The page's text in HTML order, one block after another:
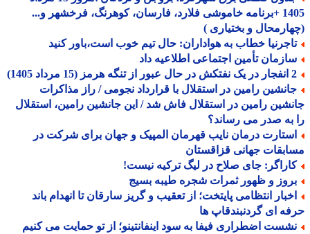
1405 +برنامه خاموشی فلارد، فارسان، کوهرنگ، فرخشهر و...
و بختیاری )
خطاب به هواداران: حال تیم خوب است،باور کنید
تأمین اجتماعی اطلاعیه داد
رامین در استقلال با قرارداد نجومی / راز مذاکرات
رامین در استقلال فاش شد / این جانشین رامین، استقلال
به صدر می رساند؟
درمان نایب قهرمان المپیک و جهان برای شرکت در
جهانی قزاقستان
جای صلاح در لیگ ترکیه نیست!
و ظهور ثمرات شجره طیبه بسیج
انتظامی پایتخت؛ از تعقیب و گریز سارقان تا انهدام باند
ای گردنبندقاپ ها
اضطراری فیفا به سود اینفانتینو؛ از تو حمایت می کنیم